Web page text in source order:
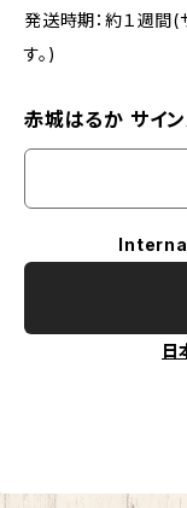
発送時期：約１週間
す。)
赤城はるか サイ
日